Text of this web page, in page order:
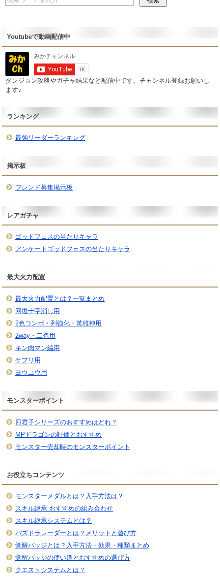
Youtubeで動画配信中
ダンジョン攻略やガチャ結果など配信中です。チャンネル登録お願いし
ます♪
ランキング
最強リーダーランキング
掲示板
フレンド募集掲示板
レアガチャ
ゴッドフェスの当たりキャラ
アンケートゴッドフェスの当たりキャラ
最大火力配置
最大火力配置とは？一覧まとめ
回復十字消し用
2色コンボ・列強化・英雄神用
2way・二色用
キン肉マン編用
ケプリ用
ヨウユウ用
モンスターポイント
四君子シリーズのおすすめはどれ？
MPドラゴンの評価とおすすめ
モンスター売却時のモンスターポイント
お役立ちコンテンツ
モンスターメダルとは？入手方法は？
スキル継承 おすすめの組み合わせ
スキル継承システムとは？
パズドラレーダーとは？メリットと遊び方
覚醒バッジとは？入手方法・効果・種類まとめ
覚醒バッジの使い道とおすすめの選び方
クエストシステムとは？